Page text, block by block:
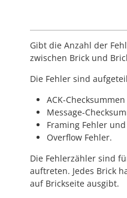
Gibt die Anzahl der
zwischen Brick und
Die Fehler sind
ACK-
Message-
Framing Fehler und
Overflow Fehler.
Die Fehlerzähler sind
auftreten. Jedes Brick
auf Brickseite ausgibt.